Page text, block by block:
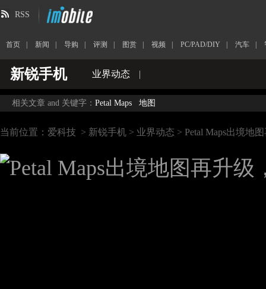
RSS
首页 新闻 导购 评测 图赏 视频 PC/PAD/DIY 汽车
新锐手机 业界动态 |
相关文章 and 关键字： Petal Maps 地图
当前位置： 爱科技 > 新锐手机 > 业界动态 > Petal Maps出境地